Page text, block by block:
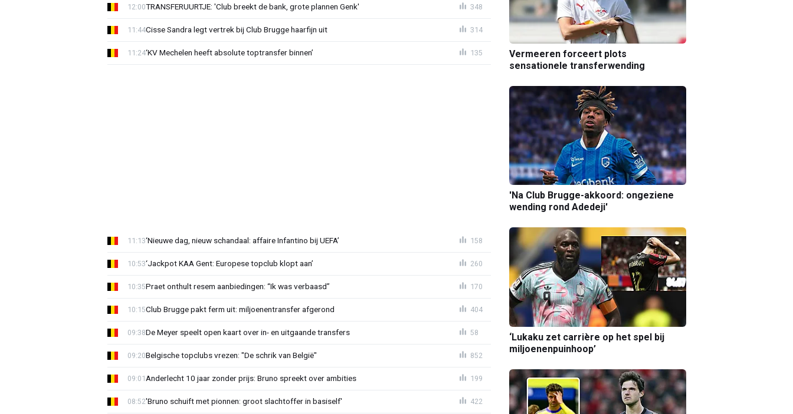
TRANSFERUURTJE: 'Club breekt de bank, grote plannen Genk'
12:00 348
Cisse Sandra legt vertrek bij Club Brugge haarfijn uit
11:44 314
‘KV Mechelen heeft absolute toptransfer binnen’
11:24 135
‘Nieuwe dag, nieuw schandaal: affaire Infantino bij UEFA’
11:13 158
‘Jackpot KAA Gent: Europese topclub klopt aan’
10:53 260
Praet onthult resem aanbiedingen: “Ik was verbaasd”
10:35 170
Club Brugge pakt ferm uit: miljoenentransfer afgerond
10:15 404
De Meyer speelt open kaart over in- en uitgaande transfers
09:38 58
Belgische topclubs vrezen: "De schrik van België"
09:20 852
Anderlecht 10 jaar zonder prijs: Bruno spreekt over ambities
09:01 199
'Bruno schuift met pionnen: groot slachtoffer in basiself'
08:52 422
Vermeeren forceert plots
sensationele transferwending
'Na Club Brugge-akkoord: ongeziene
wending rond Adedeji'
‘Lukaku zet carrière op het spel bij
miljoenenpuinhoop’